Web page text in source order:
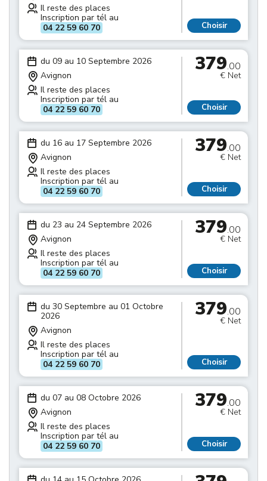
Il reste des places
Inscription par tél au
04 22 59 60 70
Choisir
du 09 au 10 Septembre 2026
Avignon
Il reste des places
Inscription par tél au
04 22 59 60 70
379.00
€ Net
Choisir
du 16 au 17 Septembre 2026
Avignon
Il reste des places
Inscription par tél au
04 22 59 60 70
379.00
€ Net
Choisir
du 23 au 24 Septembre 2026
Avignon
Il reste des places
Inscription par tél au
04 22 59 60 70
379.00
€ Net
Choisir
du 30 Septembre au 01 Octobre
2026
Avignon
Il reste des places
Inscription par tél au
04 22 59 60 70
379.00
€ Net
Choisir
du 07 au 08 Octobre 2026
Avignon
Il reste des places
Inscription par tél au
04 22 59 60 70
379.00
€ Net
Choisir